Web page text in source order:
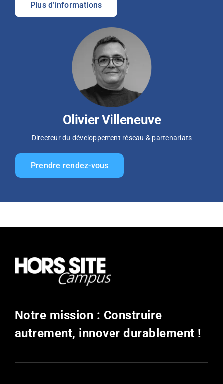
Plus d’informations
Olivier Villeneuve
Directeur du développement réseau & partenariats
Prendre rendez-vous
Notre mission : Construire
autrement, innover durablement !